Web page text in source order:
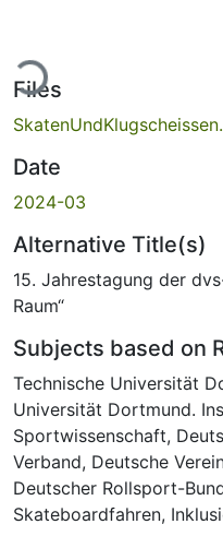
Files
Date
2024-03
Alternative Title(s)
15. Jahrestagung der
Raum“
Subjects based on
Technische Universität
Universität Dortmund.
Sportwissenschaft,
Verband, Deutsche
Deutscher Rollsport-
Skateboardfahren,